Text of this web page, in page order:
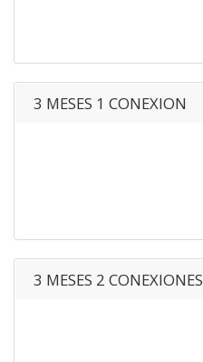
3 MESES 1 CONEXION
3 MESES 2 CONEXIONES